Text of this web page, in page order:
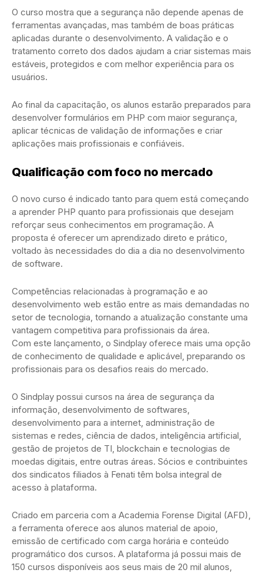
O curso mostra que a segurança não depende apenas de
ferramentas avançadas, mas também de boas práticas
aplicadas durante o desenvolvimento. A validação e o
tratamento correto dos dados ajudam a criar sistemas mais
estáveis, protegidos e com melhor experiência para os
usuários.
Ao final da capacitação, os alunos estarão preparados para
desenvolver formulários em PHP com maior segurança,
aplicar técnicas de validação de informações e criar
aplicações mais profissionais e confiáveis.
Qualificação com foco no mercado
O novo curso é indicado tanto para quem está começando
a aprender PHP quanto para profissionais que desejam
reforçar seus conhecimentos em programação. A
proposta é oferecer um aprendizado direto e prático,
voltado às necessidades do dia a dia no desenvolvimento
de software.
Competências relacionadas à programação e ao
desenvolvimento web estão entre as mais demandadas no
setor de tecnologia, tornando a atualização constante uma
vantagem competitiva para profissionais da área.
Com este lançamento, o Sindplay oferece mais uma opção
de conhecimento de qualidade e aplicável, preparando os
profissionais para os desafios reais do mercado.
O Sindplay possui cursos na área de segurança da
informação, desenvolvimento de softwares,
desenvolvimento para a internet, administração de
sistemas e redes, ciência de dados, inteligência artificial,
gestão de projetos de TI, blockchain e tecnologias de
moedas digitais, entre outras áreas. Sócios e contribuintes
dos sindicatos filiados à Fenati têm bolsa integral de
acesso à plataforma.
Criado em parceria com a Academia Forense Digital (AFD),
a ferramenta oferece aos alunos material de apoio,
emissão de certificado com carga horária e conteúdo
programático dos cursos. A plataforma já possui mais de
150 cursos disponíveis aos seus mais de 20 mil alunos,